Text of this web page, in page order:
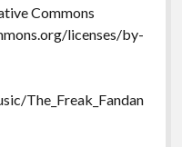
Commons
licenses/by-
The_Freak_Fandan